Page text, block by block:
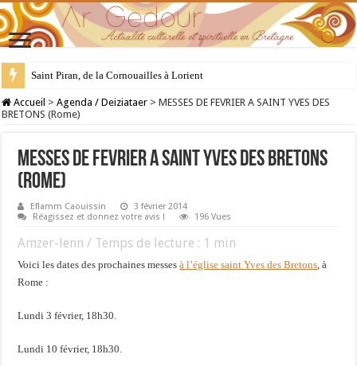
Saint Piran, de la Cornouailles à Lorient
28 juillet : Saint Samson de Dol, père de la Bretagne chrétienne
Accueil > Agenda / Deiziataer > MESSES DE FEVRIER A SAINT YVES DES
BRETONS (Rome)
MESSES DE FEVRIER A SAINT YVES DES BRETONS
(Rome)
Eflamm Caouissin
3 février 2014
Réagissez et donnez votre avis !
196 Vues
Amzer-lenn / Temps de lecture : 1 min
Voici les dates des prochaines messesà l’église saint Yves des Bretons , à
Rome :
Lundi 3 février, 18h30.
Lundi 10 février, 18h30.